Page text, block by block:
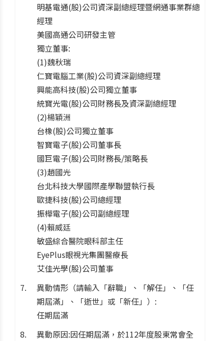
明基電通(股)公司資深副總經理暨網通事業群總
經理
美國高通公司研發主管
獨立董事:
(1)魏秋瑞
仁寶電腦工業(股)公司資深副總經理
興能高科技(股)公司獨立董事
統寶光電(股)公司財務長及資深副總經理
(2)楊穎洲
台橡(股)公司獨立董事
智寶電子(股)公司董事長
國巨電子(股)公司財務長/策略長
(3)趙國光
台北科技大學國際產學聯盟執行長
歐捷科技(股)公司總經理
振樺電子(股)公司副總經理
(4)賴威廷
敏盛綜合醫院眼科部主任
EyePlus眼視光集團醫療長
艾佳光學(股)公司董事
異動情形（請輸入「辭職」、「解任」、「任
期屆滿」、「逝世」或「新任」）:
任期屆滿
異動原因:因任期屆滿，於112年度股東常會全